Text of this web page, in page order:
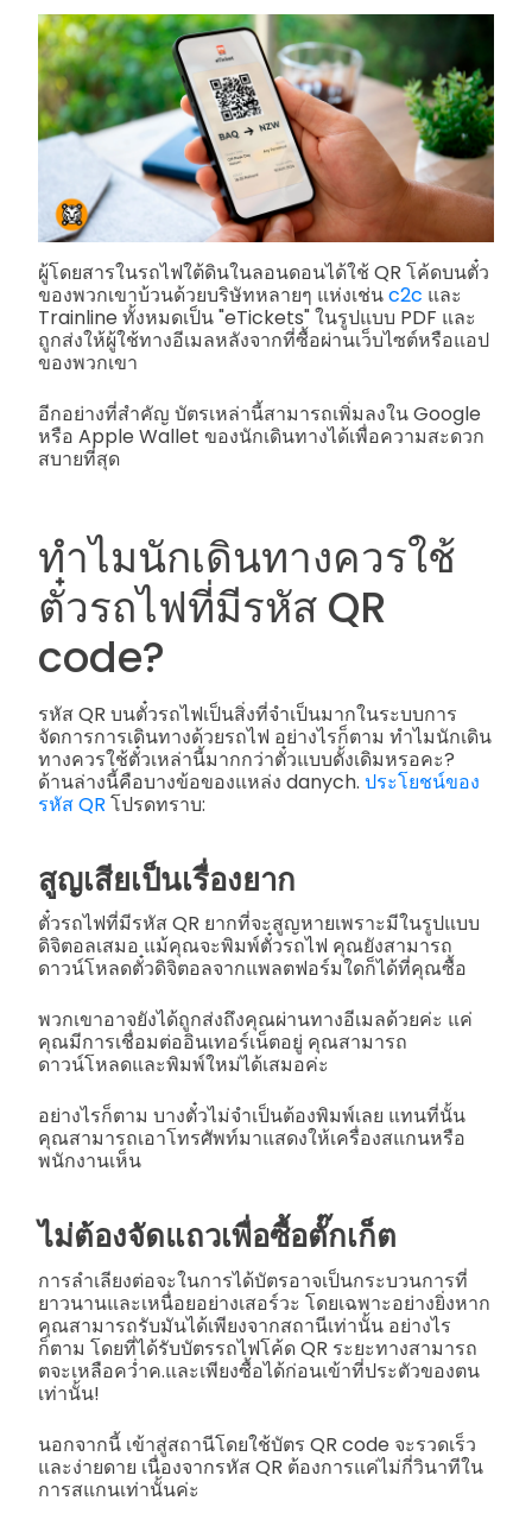
ผู้โดยสารในรถไฟใต้ดินในลอนดอนได้ใช้ QR โค้ดบนตั๋ว
ของพวกเขาบ้วนด้วยบริษัทหลายๆ แห่งเช่นc2c และ
Trainline ทั้งหมดเป็น "eTickets" ในรูปแบบ PDF และ
ถูกส่งให้ผู้ใช้ทางอีเมลหลังจากที่ซื้อผ่านเว็บไซต์หรือแอป
ของพวกเขา
อีกอย่างที่สำคัญ บัตรเหล่านี้สามารถเพิ่มลงใน Google
หรือ Apple Wallet ของนักเดินทางได้เพื่อความสะดวก
สบายที่สุด
ทำไมนักเดินทางควรใช้
ตั๋วรถไฟที่มีรหัส QR
code?
รหัส QR บนตั๋วรถไฟเป็นสิ่งที่จำเป็นมากในระบบการ
จัดการการเดินทางด้วยรถไฟ อย่างไรก็ตาม ทำไมนักเดิน
ทางควรใช้ตั๋วเหล่านี้มากกว่าตั๋วแบบดั้งเดิมหรอคะ?
ด้านล่างนี้คือบางข้อของแหล่ง danych. ประโยชน์ของ
รหัส QR โปรดทราบ:
สูญเสียเป็นเรื่องยาก
ตั๋วรถไฟที่มีรหัส QR ยากที่จะสูญหายเพราะมีในรูปแบบ
ดิจิตอลเสมอ แม้คุณจะพิมพ์ตั๋วรถไฟ คุณยังสามารถ
ดาวน์โหลดตั๋วดิจิตอลจากแพลตฟอร์มใดก็ได้ที่คุณซื้อ
พวกเขาอาจยังได้ถูกส่งถึงคุณผ่านทางอีเมลด้วยค่ะ แค่
คุณมีการเชื่อมต่ออินเทอร์เน็ตอยู่ คุณสามารถ
ดาวน์โหลดและพิมพ์ใหม่ได้เสมอค่ะ
อย่างไรก็ตาม บางตั๋วไม่จำเป็นต้องพิมพ์เลย แทนที่นั้น
คุณสามารถเอาโทรศัพท์มาแสดงให้เครื่องสแกนหรือ
พนักงานเห็น
ไม่ต้องจัดแถวเพื่อซื้อตั๊กเก็ต
การลำเลียงต่อจะในการได้บัตรอาจเป็นกระบวนการที่
ยาวนานและเหนื่อยอย่างเสอร์วะ โดยเฉพาะอย่างยิ่งหาก
คุณสามารถรับมันได้เพียงจากสถานีเท่านั้น อย่างไร
ก็ตาม โดยที่ได้รับบัตรรถไฟโค้ด QR ระยะทางสามารถ
ตจะเหลือคว่ำค.และเพียงซื้อได้ก่อนเข้าที่ประตัวของตน
เท่านั้น!
นอกจากนี้ เข้าสู่สถานีโดยใช้บัตร QR code จะรวดเร็ว
และง่ายดาย เนื่องจากรหัส QR ต้องการแค่ไม่กี่วินาทีใน
การสแกนเท่านั้นค่ะ